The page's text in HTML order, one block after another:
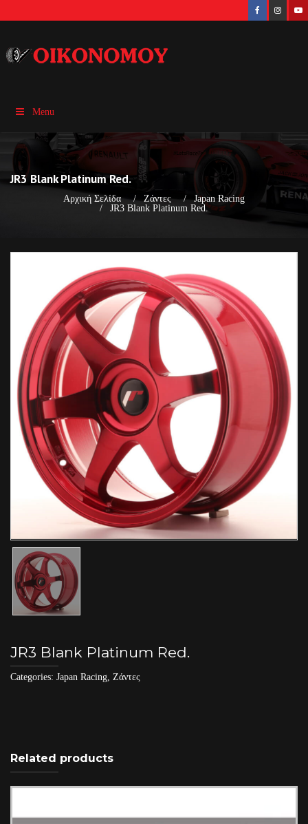
Menu
JR3 Blank Platinum Red.
Αρχική Σελίδα Ζάντες
Japan Racing
JR3 Blank Platinum Red.
JR3 Blank Platinum Red.
Categories: Japan Racing, Ζάντες
Related products